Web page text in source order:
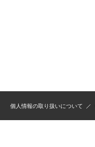
個人情報の取り扱いについて